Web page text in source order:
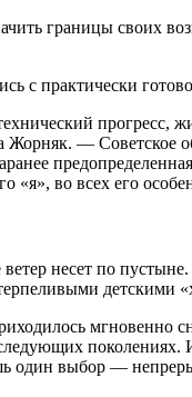
границы своих
с практически
прогресс,
— Советское
«я», во всех его
несет по
детскими
мгновенно
поколениях. И
один выбор —